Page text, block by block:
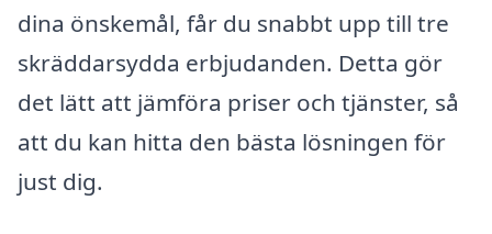
dina önskemål, får du snabbt upp till tre
skräddarsydda erbjudanden. Detta gör
det lätt att jämföra priser och tjänster, så
att du kan hitta den bästa lösningen för
just dig.